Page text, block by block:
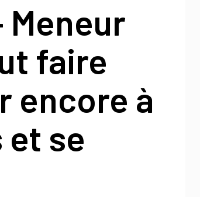
Meneur
faire
encore à
se